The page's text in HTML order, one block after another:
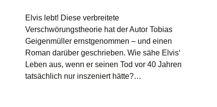
Elvis lebt! Diese verbreitete
Verschwörungstheorie hat der Autor Tobias
Geigenmüller ernstgenommen – und einen
Roman darüber geschrieben. Wie sähe Elvis‘
Leben aus, wenn er seinen Tod vor 40 Jahren
tatsächlich nur inszeniert hätte?…